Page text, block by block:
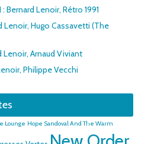
Bernard Lenoir, Rétro 1991
Lenoir, Hugo Cassavetti (The
Lenoir, Arnaud Viviant
Philippe Vecchi
Lounge Hope Sandoval And The Warm